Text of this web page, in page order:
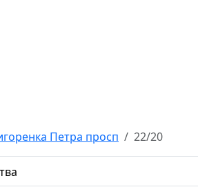
Петра просп 22/20